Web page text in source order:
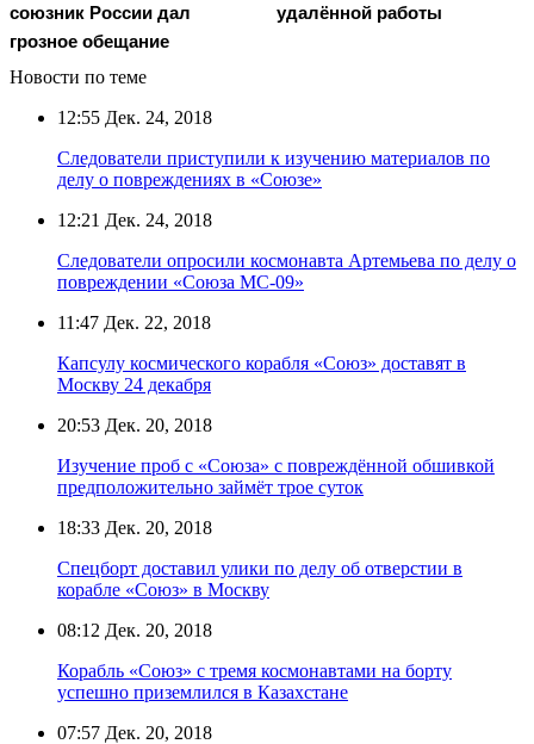
союзник России дал
грозное обещание
удалённой работы
Новости по теме
12:55 Дек. 24, 2018
Следователи приступили к изучению материалов по
делу о повреждениях в «Союзе»
12:21 Дек. 24, 2018
Следователи опросили космонавта Артемьева по делу о
повреждении «Союза МС-09»
11:47 Дек. 22, 2018
Капсулу космического корабля «Союз» доставят в
Москву 24 декабря
20:53 Дек. 20, 2018
Изучение проб с «Союза» с повреждённой обшивкой
предположительно займёт трое суток
18:33 Дек. 20, 2018
Спецборт доставил улики по делу об отверстии в
корабле «Союз» в Москву
08:12 Дек. 20, 2018
Корабль «Союз» с тремя космонавтами на борту
успешно приземлился в Казахстане
07:57 Дек. 20, 2018